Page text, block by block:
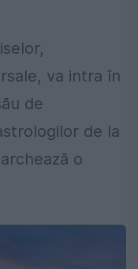
va intra în
de
de la
o